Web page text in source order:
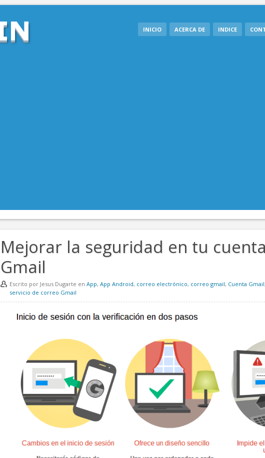
INICIO ACERCA DE INDICE
Mejorar la seguridad en tu
Gmail
Escrito por Jesus Dugarte en App, App Android, correo electrónico, correo gmail, Cuenta Gmail,
servicio de correo Gmail